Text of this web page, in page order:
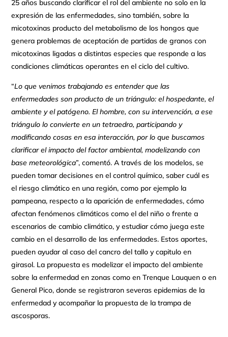
25 años buscando clarificar el rol del ambiente no solo en la
expresión de las enfermedades, sino también, sobre la
micotoxinas producto del metabolismo de los hongos que
genera problemas de aceptación de partidas de granos con
micotoxinas ligadas a distintas especies que responde a las
condiciones climáticas operantes en el ciclo del cultivo.
“Lo que venimos trabajando es entender que las
enfermedades son producto de un triángulo: el hospedante, el
ambiente y el patógeno. El hombre, con su intervención, a ese
triángulo lo convierte en un tetraedro, participando y
modificando cosas en esa interacción, por lo que buscamos
clarificar el impacto del factor ambiental, modelizando con
base meteorológica”, comentó. A través de los modelos, se
pueden tomar decisiones en el control químico, saber cuál es
el riesgo climático en una región, como por ejemplo la
pampeana, respecto a la aparición de enfermedades, cómo
afectan fenómenos climáticos como el del niño o frente a
escenarios de cambio climático, y estudiar cómo juega este
cambio en el desarrollo de las enfermedades. Estos aportes,
pueden ayudar al caso del cancro del tallo y capitulo en
girasol. La propuesta es modelizar el impacto del ambiente
sobre la enfermedad en zonas como en Trenque Lauquen o en
General Pico, donde se registraron severas epidemias de la
enfermedad y acompañar la propuesta de la trampa de
ascosporas.